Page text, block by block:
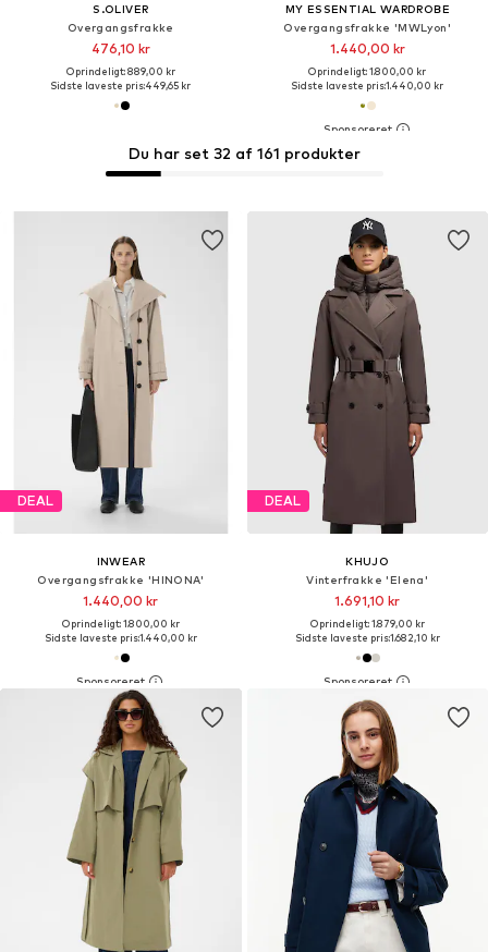
S.OLIVER
Overgangsfrakke
476,10 kr
Oprindeligt: 889,00 kr
Sidste laveste pris:449,65 kr
MY ESSENTIAL WARDROBE
Overgangsfrakke 'MWLyon'
1.440,00 kr
Oprindeligt: 1.800,00 kr
Sidste laveste pris:1.440,00 kr
DEAL
INWEAR
Overgangsfrakke 'HINONA'
1.440,00 kr
Oprindeligt: 1.800,00 kr
Sidste laveste pris:1.440,00 kr
Du har set 32 af 161 produkter
DEAL
KHUJO
Vinterfrakke 'Elena'
1.691,10 kr
Oprindeligt: 1.879,00 kr
Sidste laveste pris:1.682,10 kr